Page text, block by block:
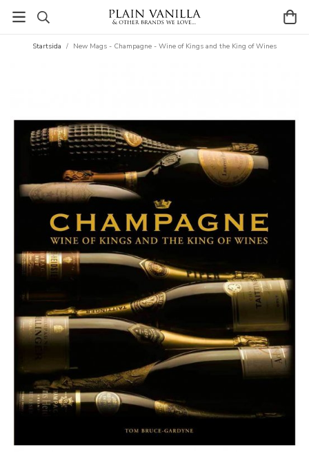
Startsida / New Mags - Champagne - Wine of Kings and the King of Wines